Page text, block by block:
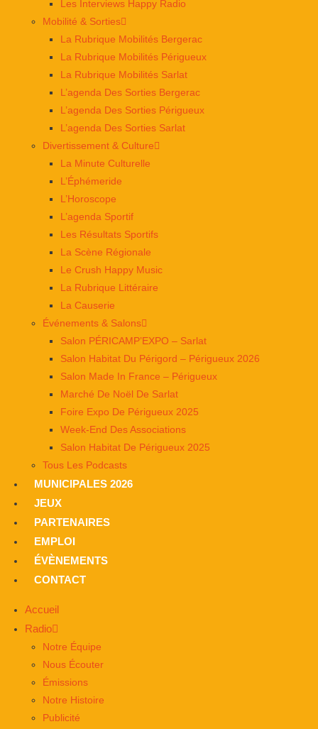
Les Interviews Happy Radio
Mobilité & Sorties
La Rubrique Mobilités Bergerac
La Rubrique Mobilités Périgueux
La Rubrique Mobilités Sarlat
L’agenda Des Sorties Bergerac
L’agenda Des Sorties Périgueux
L’agenda Des Sorties Sarlat
Divertissement & Culture
La Minute Culturelle
L’Éphémeride
L’Horoscope
L’agenda Sportif
Les Résultats Sportifs
La Scène Régionale
Le Crush Happy Music
La Rubrique Littéraire
La Causerie
Événements & Salons
Salon PÉRICAMP’EXPO – Sarlat
Salon Habitat Du Périgord – Périgueux 2026
Salon Made In France – Périgueux
Marché De Noël De Sarlat
Foire Expo De Périgueux 2025
Week-End Des Associations
Salon Habitat De Périgueux 2025
Tous Les Podcasts
MUNICIPALES 2026
JEUX
PARTENAIRES
EMPLOI
ÉVÈNEMENTS
CONTACT
Accueil
Radio
Notre Équipe
Nous Écouter
Émissions
Notre Histoire
Publicité